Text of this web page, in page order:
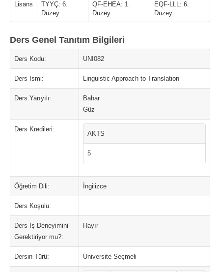
Lisans
TYYÇ: 6.
Düzey
QF-EHEA: 1.
Düzey
EQF-LLL: 6.
Düzey
Ders Genel Tanıtım Bilgileri
Ders Kodu: UNI082
Ders İsmi: Linguistic Approach to Translation
Ders Yarıyılı:
Bahar
Güz
Ders Kredileri:
AKTS
5
Öğretim Dili: İngilizce
Ders Koşulu:
Ders İş Deneyimini
Gerektiriyor mu?:
Hayır
Dersin Türü: Üniversite Seçmeli